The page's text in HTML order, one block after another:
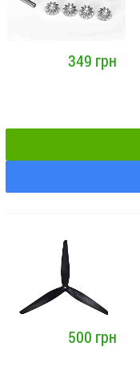
349 грн
500 грн